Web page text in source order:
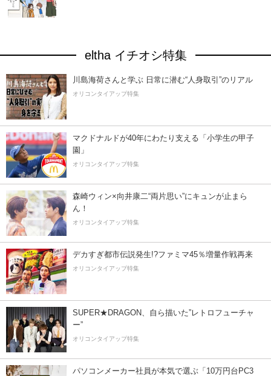
eltha イチオシ特集
川島海荷さんと学ぶ 日常に潜む“人身取引”のリアル
オリコンタイアップ特集
マクドナルドが40年にわたり支える「小学生の甲子
園」
オリコンタイアップ特集
森崎ウィン×向井康二“両片思い”にキュンが止まら
ん！
オリコンタイアップ特集
デカすぎ都市伝説発生!?ファミマ45％増量作戦再来
オリコンタイアップ特集
SUPER★DRAGON、自ら描いた”レトロフューチャ
ー”
オリコンタイアップ特集
パソコンメーカー社員が本気で選ぶ「10万円台PC3